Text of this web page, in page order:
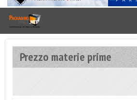
Prezzo materie prime